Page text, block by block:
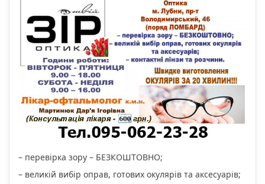
– перевірка зору – БЕЗКОШТОВНО;
– великій вибір оправ, готових окулярів та аксесуарів;